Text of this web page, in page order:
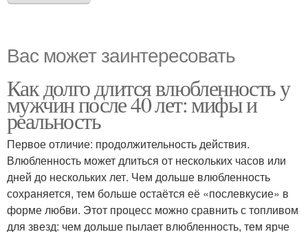
Вас может заинтересовать
Как долго длится влюбленность у
мужчин после 40 лет: мифы и
реальность
Первое отличие: продолжительность действия.
Влюбленность может длиться от нескольких часов или
дней до нескольких лет. Чем дольше влюбленность
сохраняется, тем больше остаётся её «послевкусие» в
форме любви. Этот процесс можно сравнить с топливом
для звезд: чем дольше пылает влюбленность, тем ярче